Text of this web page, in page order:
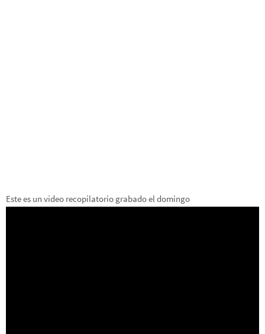
Este es un vídeo recopilatorio grabado el domingo